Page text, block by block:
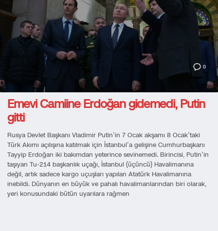
0
Emevi Camiine Erdoğan gidemedi, Putin
gitti
Rusya Devlet Başkanı Vladimir Putin’in 7 Ocak akşamı 8 Ocak’taki
Türk Akımı açılışına katılmak için İstanbul’a gelişine Cumhurbaşkanı
Tayyip Erdoğan iki bakımdan yeterince sevinemedi. Birincisi, Putin’in
taşıyan Tu-214 başkanlık uçağı, İstanbul (üçüncü) Havalimanına
değil, artık sadece kargo uçuşları yapılan Atatürk Havalimanına
inebildi. Dünyanın en büyük ve pahalı havalimanlarından biri olarak,
yeri konusundaki bütün uyarılara rağmen